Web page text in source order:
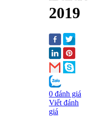
2019
0 đánh giá
Viết đánh
giá